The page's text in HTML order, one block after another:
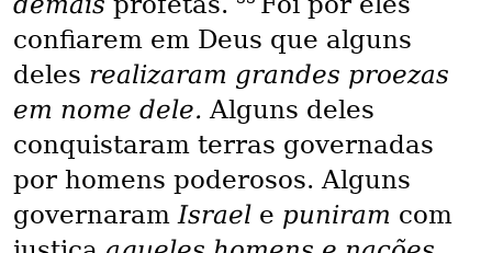
confiarem em Deus que alguns
deles realizaram grandes proezas
em nome dele.Alguns deles
conquistaram terras governadas
por homens poderosos. Alguns
governaramIsrael e puniram com